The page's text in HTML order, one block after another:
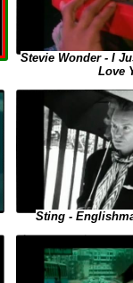
Stevie Wonder - I
Love
Sting -